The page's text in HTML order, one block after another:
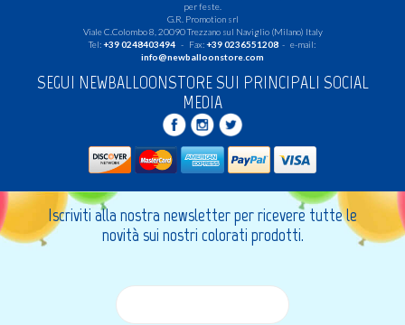
per feste.
G.R. Promotion srl
Viale C.Colombo 8, 20090 Trezzano sul Naviglio (Milano) Italy
Tel:+39 0248403494- Fax:+39 0236551208- e-mail:
info@newballoonstore.com
SEGUI NEWBALLOONSTORE SUI PRINCIPALI SOCIAL
MEDIA
Iscriviti alla nostra newsletter per ricevere tutte le
novità sui nostri colorati prodotti.